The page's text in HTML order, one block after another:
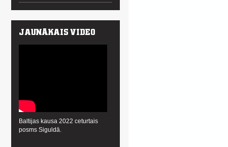
Baltijas kausa 2022 ceturtais
posms Siguldā.